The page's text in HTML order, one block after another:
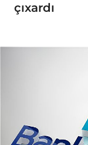
çıxardı